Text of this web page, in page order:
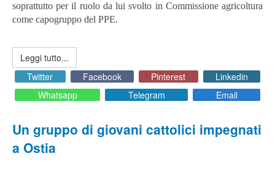
soprattutto per il ruolo da lui svolto in Commissione agricoltura
come capogruppo del PPE.
Leggi tutto...
Twitter
Facebook Pinterest
Linkedin
Whatsapp
Telegram Email
Un gruppo di giovani cattolici impegnati
a Ostia